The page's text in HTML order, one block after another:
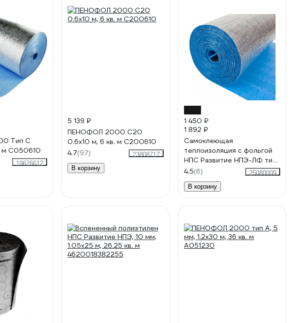
Тип С
м С050610
19626612
5 139 ₽
ПЕНОФОЛ 2000 С20
0.6х10 м, 6 кв. м С200610
4.7(97)
23808717
В корзину
1 450 ₽
1 892 ₽
Самоклеющая
теплоизоляция с фольгой
НПС Развитие НПЭ-ЛФ тип
С, 5 мм, 0.6x10 м, 6 кв. м
4620018381807
4.5(6)
25080009
В корзину